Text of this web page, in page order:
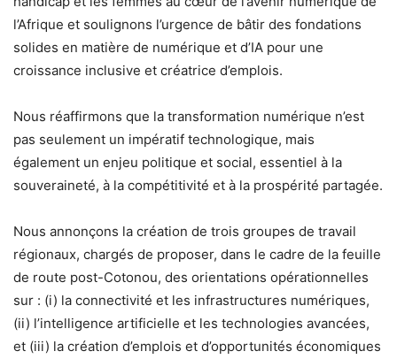
l’Afrique et soulignons l’urgence de bâtir des fondations
solides en matière de numérique et d’IA pour une
croissance inclusive et créatrice d’emplois.
Nous réaffirmons que la transformation numérique n’est
pas seulement un impératif technologique, mais
également un enjeu politique et social, essentiel à la
souveraineté, à la compétitivité et à la prospérité partagée.
Nous annonçons la création de trois groupes de travail
régionaux, chargés de proposer, dans le cadre de la feuille
de route post-Cotonou, des orientations opérationnelles
sur : (i) la connectivité et les infrastructures numériques,
(ii) l’intelligence artificielle et les technologies avancées,
et (iii) la création d’emplois et d’opportunités économiques